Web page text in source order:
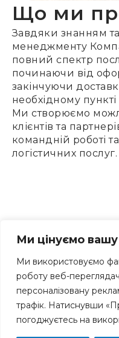
Ми цінуємо вашу
Ми використовуємо
роботу веб-
персоналізовану
трафік. Натиснувши
погоджуєтесь на
Що ми
Завдяки знанням
менеджменту
повний спектр
починаючи від
закінчуючи
необхідному
Ми створюємо
клієнтів та
командній роботі
логістичних послуг.
Наші
1. Дотримання
договорі;
2. Кращі умови та
найкоротші
3. Служба